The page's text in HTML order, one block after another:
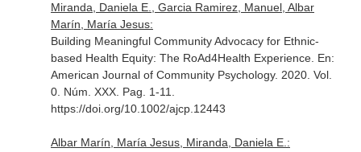
Miranda, Daniela E., Garcia Ramirez, Manuel, Albar
Marín, María Jesus:
Building Meaningful Community Advocacy for Ethnic-
based Health Equity: The RoAd4Health Experience. En:
American Journal of Community Psychology. 2020. Vol.
0. Núm. XXX. Pag. 1-11.
https://doi.org/10.1002/ajcp.12443
Albar Marín, María Jesus, Miranda, Daniela E.: